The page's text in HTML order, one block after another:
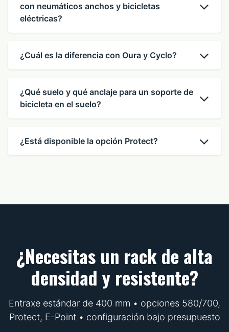
con neumáticos anchos y bicicletas
eléctricas?
¿Cuál es la diferencia con Oura y Cyclo?
¿Qué suelo y qué anclaje para un soporte de
bicicleta en el suelo?
¿Está disponible la opción Protect?
¿Necesitas un rack de alta
densidad y resistente?
Entraxe estándar de 400 mm • opciones 580/700,
Protect, E-Point • configuración bajo presupuesto